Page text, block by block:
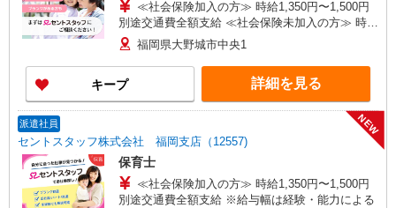
≪社会保険加入の方≫ 時給1,350円〜1,500円
別途交通費全額支給 ≪社会保険未加入の方≫ 時給
1,150円〜1,300円 別途交通費全額支給 ※給与幅は
経験・能力による
福岡県大野城市中央1
キープ 詳細を見る
派遣社員
セントスタッフ株式会社 福岡支店（12557)
NEW
保育士
≪社会保険加入の方≫ 時給1,350円〜1,500円
別途交通費全額支給 ※給与幅は経験・能力による